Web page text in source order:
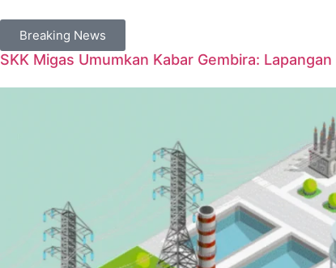
Breaking News
SKK Migas Umumkan Kabar Gembira: